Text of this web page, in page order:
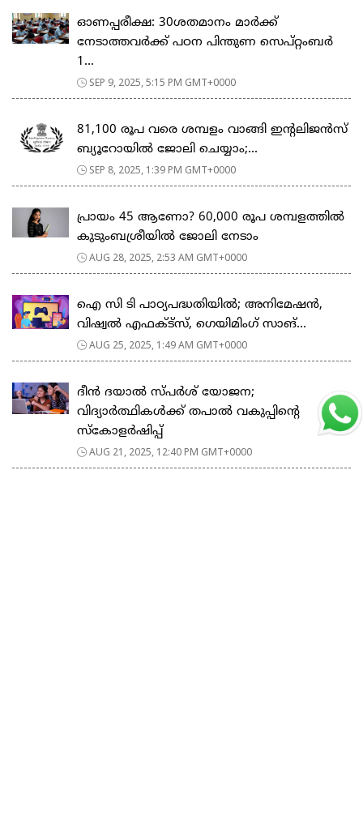
ഓണപ്പരീക്ഷ: 30ശതമാനം മാർക്ക്
നേടാത്തവർക്ക് പഠന പിന്തുണ സെപ്റ്റംബർ
1...
SEP 9, 2025, 5:15 PM GMT+0000
81,100 രൂപ വരെ ശമ്പളം വാങ്ങി ഇന്റലിജന്‍സ്
ബ്യൂറോയില്‍ ജോലി ചെയ്യാം;...
SEP 8, 2025, 1:39 PM GMT+0000
പ്രായം 45 ആണോ? 60,000 രൂപ ശമ്പളത്തിൽ
കുടുംബശ്രീയില്‍ ജോലി നേടാം
AUG 28, 2025, 2:53 AM GMT+0000
ഐ സി ടി പാഠ്യപദ്ധതിയില്‍; അനിമേഷൻ,
വിഷ്വൽ എഫക്ട്‌സ്, ഗെയിമിംഗ് സാങ്...
AUG 25, 2025, 1:49 AM GMT+0000
ദീൻ ദയാൽ സ്പർശ് യോജന;
വിദ്യാർത്ഥികൾക്ക് തപാൽ വകുപ്പിന്റെ
സ്കോളർഷിപ്പ്
AUG 21, 2025, 12:40 PM GMT+0000